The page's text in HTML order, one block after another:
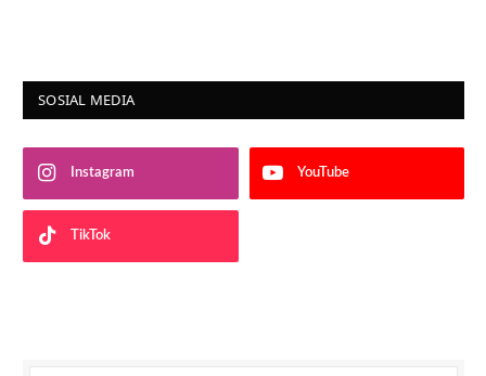
SOSIAL MEDIA
Instagram YouTube
TikTok